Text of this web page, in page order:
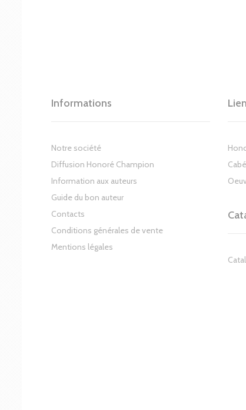
Informations
Notre société
Diffusion Honoré Champion
Information aux auteurs
Guide du bon auteur
Contacts
Conditions générales de vente
Mentions légales